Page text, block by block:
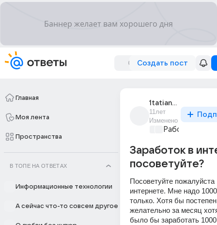
Создать пост
Главная
Моя лента
Пространства
В ТОПЕ НА ОТВЕТАХ
Информационные технологии
А сейчас что-то совсем другое
1tatiana1_1
11лет
Изменено
Работа и ее
Заработок в
посоветуйте?
Посоветуйте пожалуйста
интернете. Мне надо
только. Хотя бы
желательно за месяц
было бы заработать